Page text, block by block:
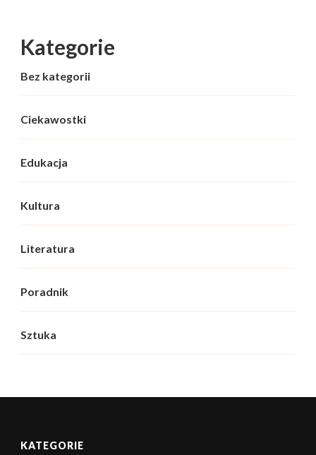
Kategorie
Bez kategorii
Ciekawostki
Edukacja
Kultura
Literatura
Poradnik
Sztuka
KATEGORIE